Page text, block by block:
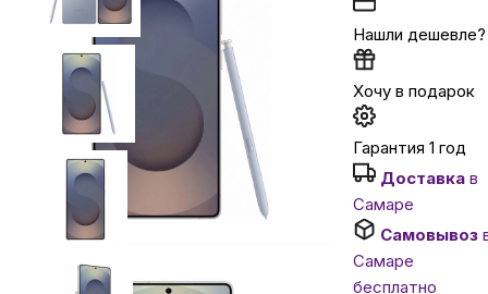
Нашли дешевле?
Хочу в подарок
Гарантия 1 год
Доставка в
Самаре
Самовывоз
Самаре
бесплатно